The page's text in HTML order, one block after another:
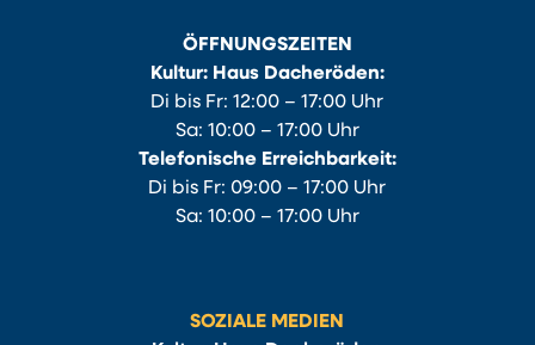
ÖFFNUNGSZEITEN
Kultur: Haus Dacheröden:
Di bis Fr: 12:00 – 17:00 Uhr
Sa: 10:00 – 17:00 Uhr
Telefonische Erreichbarkeit:
Di bis Fr: 09:00 – 17:00 Uhr
Sa: 10:00 – 17:00 Uhr
SOZIALE MEDIEN